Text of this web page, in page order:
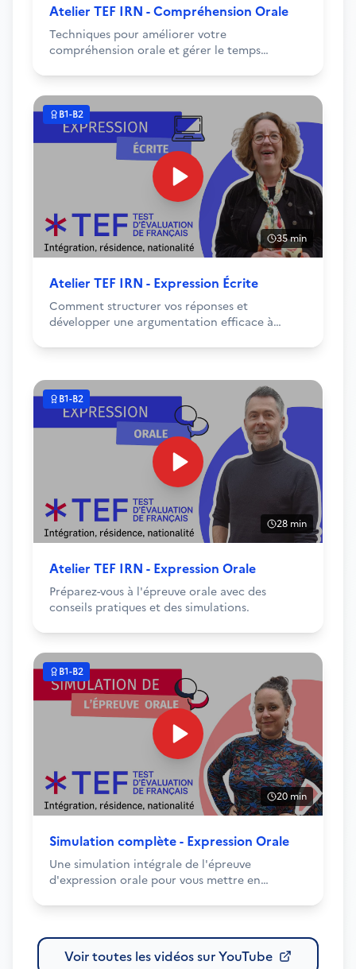
Atelier TEF IRN - Compréhension Orale
Techniques pour améliorer votre
compréhension orale et gérer le temps
35 min
B1-B2
Atelier TEF IRN - Expression Écrite
Comment structurer vos réponses et
développer une argumentation efficace à
28 min
B1-B2
Atelier TEF IRN - Expression Orale
Préparez-vous à l'épreuve orale avec des
conseils pratiques et des simulations.
20 min
B1-B2
Simulation complète - Expression Orale
Une simulation intégrale de l'épreuve
d'expression orale pour vous mettre en
Voir toutes les vidéos sur YouTube